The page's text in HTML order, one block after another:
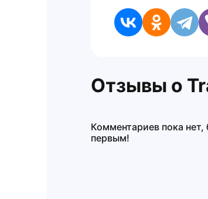
Отзывы о
Комментариев пока нет,
первым!